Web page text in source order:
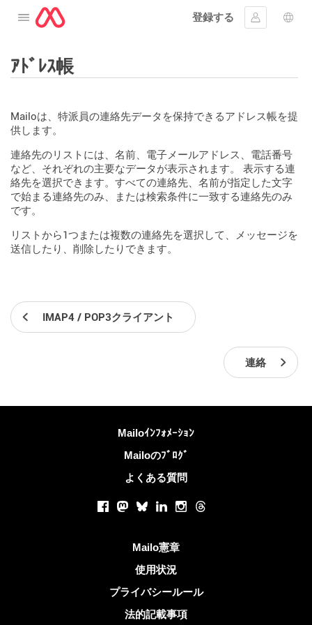
メニューを開く
登録する
ｻｲﾝｲﾝする言語
ｱﾄﾞﾚｽ帳
Mailoは、特派員の連絡先データを保持できるアドレス帳を提
供します。
連絡先のリストには、名前、電子メールアドレス、電話番号
など、それぞれの主要なデータが表示されます。 表示する連
絡先を選択できます。すべての連絡先、名前が指定した文字
で始まる連絡先のみ、または検索条件に一致する連絡先のみ
です。
リストから1つまたは複数の連絡先を選択して、メッセージを
送信したり、削除したりできます。
IMAP4 / POP3クライアント
連絡
Mailoｲﾝﾌｫﾒｰｼｮﾝ
Mailoのﾌﾞﾛｸﾞ
よくある質問
Facebook
Mastodon
BlueskyLinkedInInstagram
Threads
Mailo憲章
使用状況
プライバシールール
法的記載事項